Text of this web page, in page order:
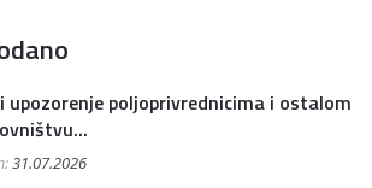
upozorenje poljoprivrednicima i ostalom
31.07.2026